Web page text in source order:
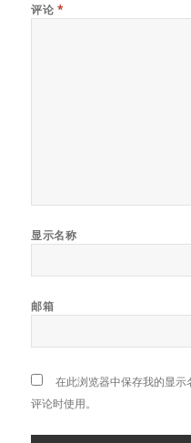
评论 *
显示名称
邮箱
在此浏览器中保存我的显
评论时使用。